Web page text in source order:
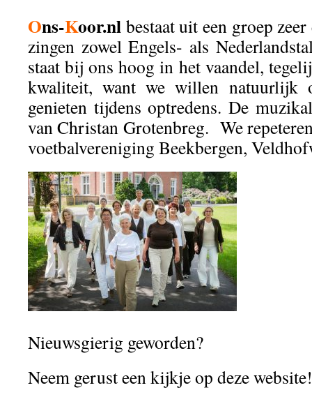
Ons-Koor.nl bestaat uit een groep
zingen zowel Engels- als
staat bij ons hoog in het vaandel,
kwaliteit, want we willen natuurlijk
genieten tijdens optredens. De
van Christan Grotenbreg. We
voetbalvereniging Beekbergen,
Nieuwsgierig geworden?
Neem gerust een kijkje op deze